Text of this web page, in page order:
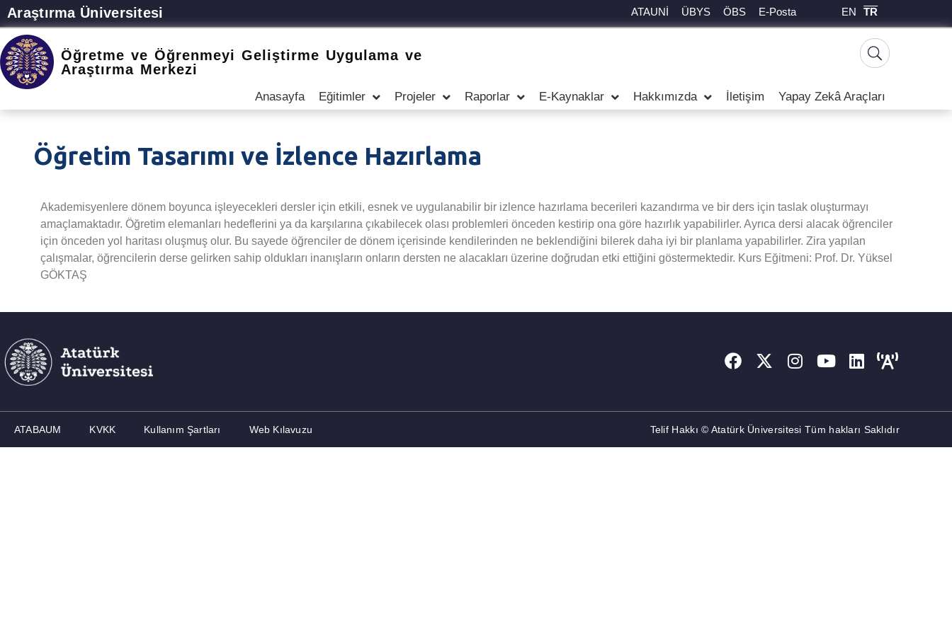
Araştırma Üniversitesi ATAUNİ ÜBYS ÖBS E-Posta EN TR
Öğretme ve Öğrenmeyi Geliştirme Uygulama ve
Araştırma Merkezi
Anasayfa Eğitimler Projeler Raporlar E-Kaynaklar Hakkımızda İletişim Yapay Zekâ Araçları
Öğretim Tasarımı ve İzlence Hazırlama
Akademisyenlere dönem boyunca işleyecekleri dersler için etkili, esnek ve uygulanabilir bir izlence hazırlama becerileri kazandırma ve bir ders için taslak oluşturmayı
amaçlamaktadır. Öğretim elemanları hedeflerini ya da karşılarına çıkabilecek olası problemleri önceden kestirip ona göre hazırlık yapabilirler. Ayrıca dersi alacak öğrenciler
için önceden yol haritası oluşmuş olur. Bu sayede öğrenciler de dönem içerisinde kendilerinden ne beklendiğini bilerek daha iyi bir planlama yapabilirler. Zira yapılan
çalışmalar, öğrencilerin derse gelirken sahip oldukları inanışların onların dersten ne alacakları üzerine doğrudan etki ettiğini göstermektedir. Kurs Eğitmeni: Prof. Dr. Yüksel
GÖKTAŞ
ATABAUM KVKK Kullanım Şartları Web Kılavuzu Telif Hakkı © Atatürk Üniversitesi Tüm hakları Saklıdır